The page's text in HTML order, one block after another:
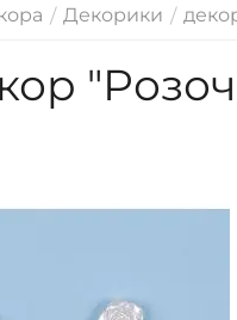
/ Декорики /